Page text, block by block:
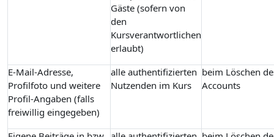
Gäste (sofern von
den
Kursverantwortlichen
erlaubt)
E-Mail-Adresse,
Profilfoto und weitere
Profil-Angaben (falls
freiwillig eingegeben)
alle authentifizierten
Nutzenden im Kurs
beim Löschen
Accounts